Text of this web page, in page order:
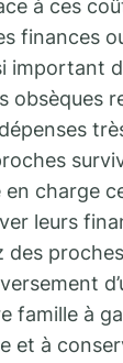
à ces
finances
important
obsèques
en charge
leurs
des
famille à
et à